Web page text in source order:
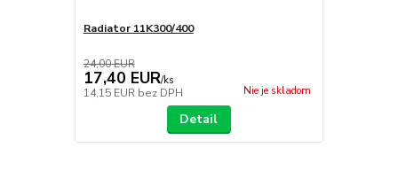
Radiator 11K300/400
24,00 EUR
17,40 EUR/ks
14,15 EUR bez DPH Nie je skladom
Detail